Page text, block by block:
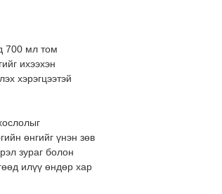
700 мл том
ихээхэн
хэрэгцээтэй
өнгийг үнэн зөв
зураг болон
илүү өндөр хар